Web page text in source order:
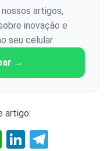
artigos,
inovação e
seu celular.
→
artigo:
WhatsApp
LinkedIn